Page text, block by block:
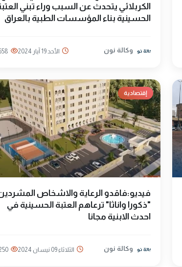
الكربلائي يتحدث عن السبب وراء تبني
الحسينية بناء المؤسسات الطبية بالعراق
وكالة نون الأحد 19 آيار 2024
إقتصادية
فيديو:فاقدو الرعاية والاشخاص
"ذكورا واناثا" ترعاهم العتبة الحسينية في
احدث الابنية مجانا
وكالة نون الثلاثاء 09 نيسان 2024